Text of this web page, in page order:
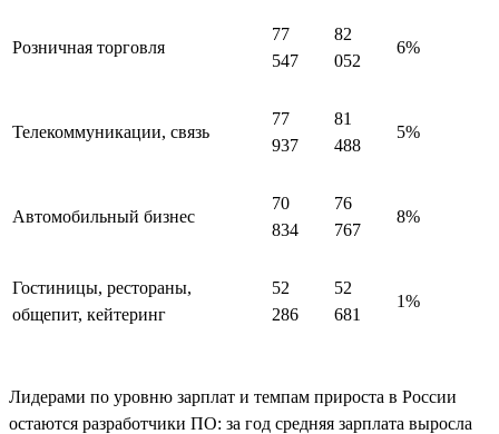
Розничная торговля
77
547
82
052
6%
Телекоммуникации, связь
77
937
81
488
5%
Автомобильный бизнес
70
834
76
767
8%
Гостиницы, рестораны,
общепит, кейтеринг
52
286
52
681
1%
Лидерами по уровню зарплат и темпам прироста в России
остаются разработчики ПО: за год средняя зарплата выросла